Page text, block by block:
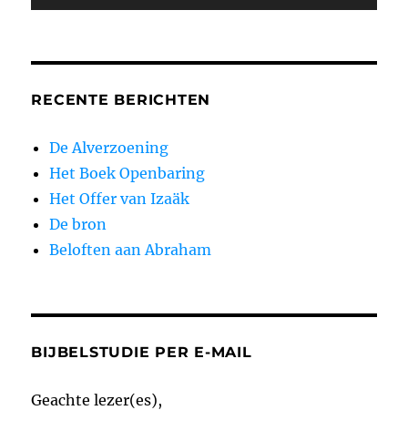
RECENTE BERICHTEN
De Alverzoening
Het Boek Openbaring
Het Offer van Izaäk
De bron
Beloften aan Abraham
BIJBELSTUDIE PER E-MAIL
Geachte lezer(es),